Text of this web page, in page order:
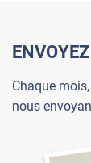
Chaque
nous